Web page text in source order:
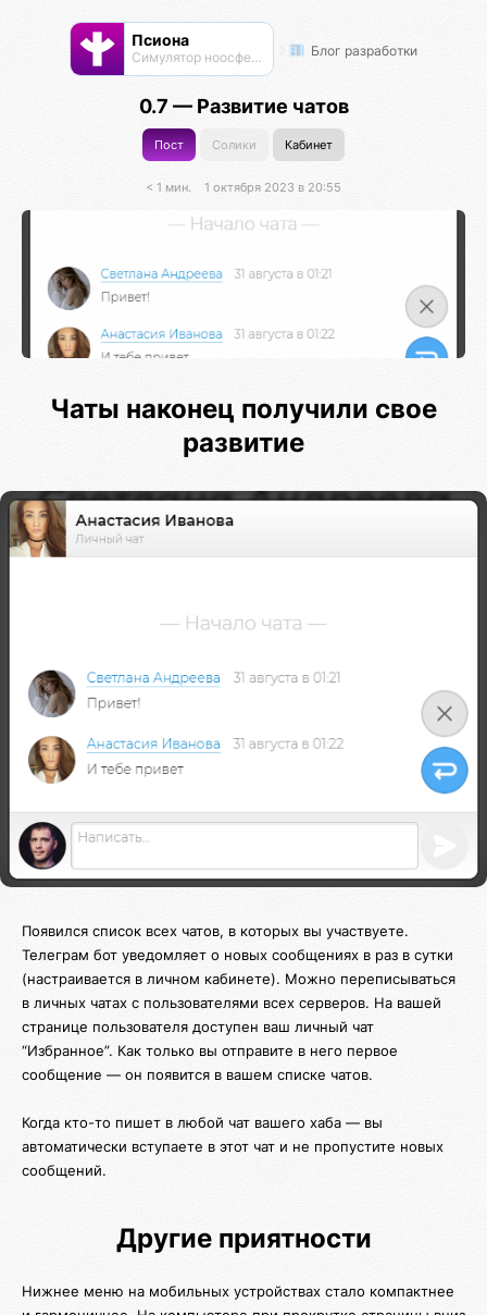
Псиона
Cимулятор ноосферы Блог разработки
0.7 — Развитие чатов
Пост Солики Кабинет
< 1 мин. 1 октября 2023 в 20:55
Чаты наконец получили свое
развитие
Появился список всех чатов, в которых вы участвуете.
Телеграм бот уведомляет о новых сообщениях в раз в сутки
(настраивается в личном кабинете). Можно переписываться
в личных чатах с пользователями всех серверов. На вашей
странице пользователя доступен ваш личный чат
“Избранное”. Как только вы отправите в него первое
сообщение — он появится в вашем списке чатов.
Когда кто-то пишет в любой чат вашего хаба — вы
автоматически вступаете в этот чат и не пропустите новых
сообщений.
Другие приятности
Нижнее меню на мобильных устройствах стало компактнее